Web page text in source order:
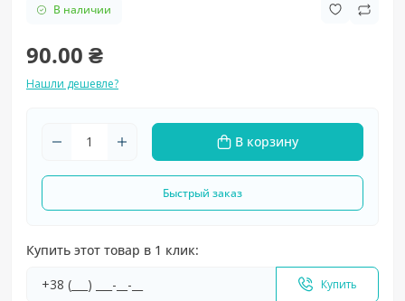
В наличии
90.00 ₴
Нашли дешевле?
В корзину
Быстрый заказ
Купить этот товар в 1 клик:
Купить